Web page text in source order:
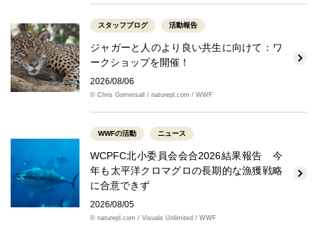
スタッフブログ 活動報告
ジャガーと人のより良い共生に向けて：ワ
ークショップを開催！
2026/08/06
© Chris Gomersall / naturepl.com / WWF
WWFの活動 ニュース
WCPFC北小委員会会合2026結果報告 今
年も太平洋クロマグロの長期的な漁獲戦略
に合意できず
2026/08/05
© naturepl.com / Visuals Unlimited / WWF